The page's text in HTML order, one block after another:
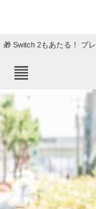
🎁 Switch 2もあたる！ プ
ねとらぼメニュー
TOP
エンタメ
グルメ
住まい